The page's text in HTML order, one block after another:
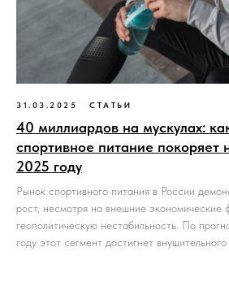
31.03.2025 СТАТЬИ
40 миллиардов на мускулах:
спортивное питание
2025 году
Рынок спортивного питания в России
рост, несмотря на внешние экономические
геополитическую нестабильность. По
году этот сегмент достигнет